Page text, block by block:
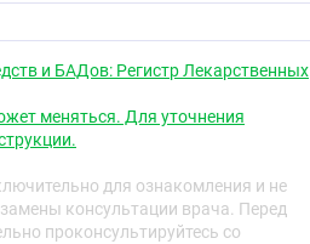
таблетки белого или почти
короткая линия.
белого или почти
белого или почти белого
и БАДов: Регистр Лекарственных
меняться. Для уточнения
для ознакомления и не
консультации врача. Перед
проконсультируйтесь со